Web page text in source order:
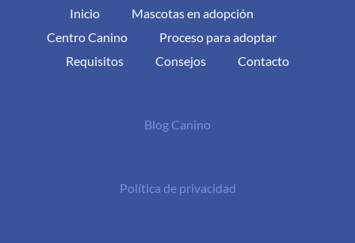
Inicio
Mascotas en adopción
Centro Canino
Proceso para adoptar
Requisitos
Consejos Contacto
Blog Canino
Política de privacidad